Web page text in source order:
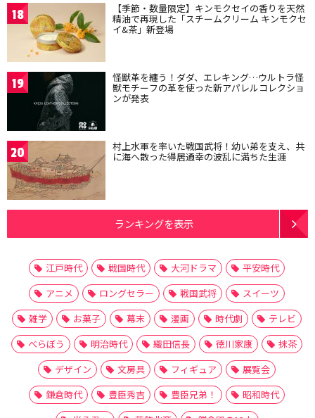
18 【季節・数量限定】キンモクセイの香りを天然
精油で再現した「スチームクリーム キンモクセ
イ&茶」新登場
19 怪獣革を纏う！ダダ、エレキング…ウルトラ怪
獣モチーフの革を使った新アパレルコレクショ
ンが発表
20 村上水軍を率いた戦国武将！幼い弟を支え、共
に海へ散った得居通幸の波乱に満ちた生涯
ランキングを表示
江戸時代 戦国時代 大河ドラマ
平安時代
アニメ
ロングセラー 戦国武将
スイーツ
雑学
お菓子 幕末 漫画 時代劇
テレビ
べらぼう
明治時代 織田信長 徳川家康
抹茶
デザイン
文房具 フィギュア
展覧会
鎌倉時代
豊臣秀吉 豊臣兄弟！
昭和時代